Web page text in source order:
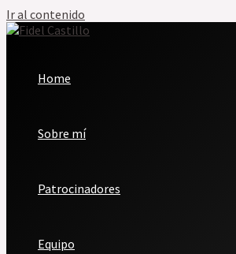
Ir al contenido
Home
Sobre mí
Patrocinadores
Equipo